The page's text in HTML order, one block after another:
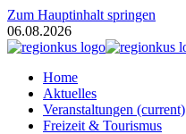
Zum Hauptinhalt springen
06.08.2026
Home
Aktuelles
Veranstaltungen (current)
Freizeit & Tourismus